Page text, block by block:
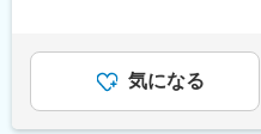
低価格×良品質を強みに成
ります。年休120日、残業
手当など福利厚生も充実。
も実現できる環境です。
施策）
・資金繰り（借入金残高管
昇給：年2回（1月、7月）
2ヶ月分にプラス実績に応
あり、選考を通じて上下す
手当を含めた表記です。
気になる